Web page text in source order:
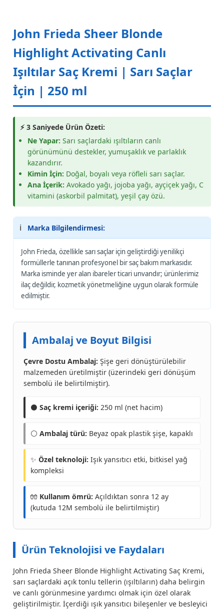
John Frieda Sheer Blonde
Highlight Activating Canlı
Işıltılar Saç Kremi | Sarı Saçlar
İçin | 250 ml
⚡ 3 Saniyede Ürün Özeti:
Ne Yapar: Sarı saçlardaki ışıltıların canlı
görünümünü destekler, yumuşaklık ve parlaklık
kazandırır.
Kimin İçin: Doğal, boyalı veya röfleli sarı saçlar.
Ana İçerik: Avokado yağı, jojoba yağı, ayçiçek yağı, C
vitamini (askorbil palmitat), yeşil çay özü.
ℹ️ Marka Bilgilendirmesi:
John Frieda, özellikle sarı saçlar için geliştirdiği yenilikçi
formüllerle tanınan profesyonel bir saç bakım markasıdır.
Marka isminde yer alan ibareler ticari unvandır; ürünlerimiz
ilaç değildir, kozmetik yönetmeliğine uygun olarak formüle
edilmiştir.
Ambalaj ve Boyut Bilgisi
Çevre Dostu Ambalaj: Şişe geri dönüştürülebilir
malzemeden üretilmiştir (üzerindeki geri dönüşüm
sembolü ile belirtilmiştir).
⚫ Saç kremi içeriği: 250 ml (net hacim)
⚪ Ambalaj türü: Beyaz opak plastik şişe, kapaklı
✨ Özel teknoloji: Işık yansıtıcı etki, bitkisel yağ
kompleksi
🧤 Kullanım ömrü: Açıldıktan sonra 12 ay
(kutuda 12M sembolü ile belirtilmiştir)
Ürün Teknolojisi ve Faydaları
John Frieda Sheer Blonde Highlight Activating Saç Kremi,
sarı saçlardaki açık tonlu tellerin (ışıltıların) daha belirgin
ve canlı görünmesine yardımcı olmak için özel olarak
geliştirilmiştir. İçerdiği ışık yansıtıcı bileşenler ve besleyici